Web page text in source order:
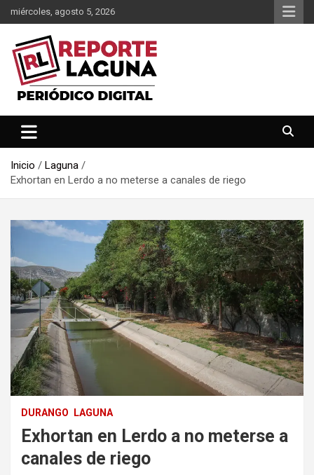
Saltar
al
contenido
miércoles, agosto 5, 2026
Reporte Laguna
Inicio
Laguna
Exhortan en Lerdo a no meterse a canales de riego
DURANGO LAGUNA
Exhortan en Lerdo a no meterse a
canales de riego